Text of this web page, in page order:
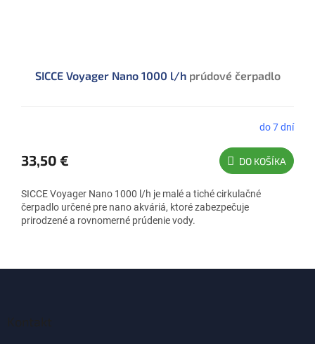
SICCE Voyager Nano 1000 l/h prúdové čerpadlo
produktu
je
z
5
hviezdičiek.
do 7 dní
33,50 € DO KOŠÍKA
SICCE Voyager Nano 1000 l/h je malé a tiché cirkulačné
čerpadlo určené pre nano akváriá, ktoré zabezpečuje
prirodzené a rovnomerné prúdenie vody.